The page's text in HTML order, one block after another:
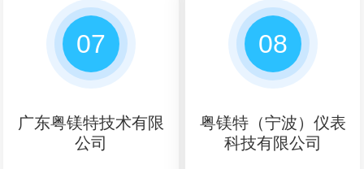
07
广东粤镁特技术有限
公司
08
粤镁特（宁波）仪表
科技有限公司